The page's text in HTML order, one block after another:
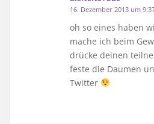
16. Dezember 2013 um
oh so eines haben
mache ich beim
drücke deinen
feste die Daumen
Twitter